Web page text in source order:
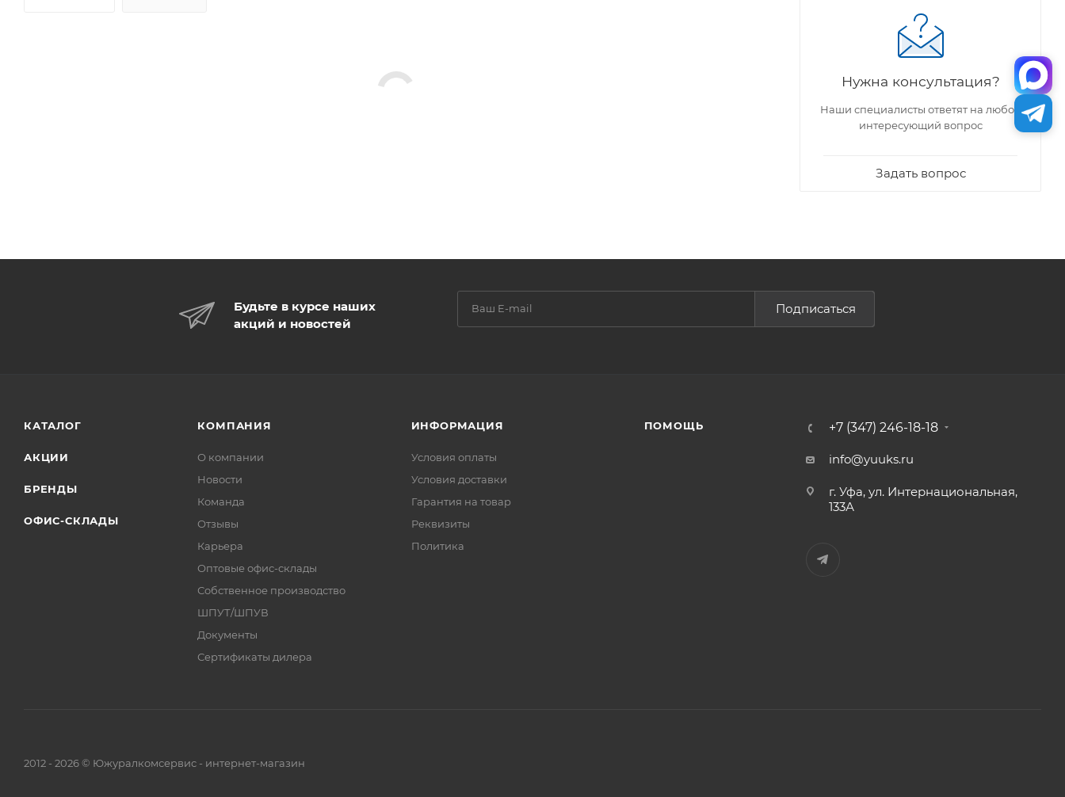
Нужна консультация?
Наши специалисты ответят на любой
интересующий вопрос
Задать вопрос
Будьте в курсе наших
акций и новостей
Подписаться
КАТАЛОГ
АКЦИИ
БРЕНДЫ
ОФИС-СКЛАДЫ
КОМПАНИЯ
О компании
Новости
Команда
Отзывы
Карьера
Оптовые офис-склады
Собственное производство
ШПУТ/ШПУВ
Документы
Сертификаты дилера
ИНФОРМАЦИЯ
Условия оплаты
Условия доставки
Гарантия на товар
Реквизиты
Политика
ПОМОЩЬ +7 (347) 246-18-18
info@yuuks.ru
г. Уфа, ул. Интернациональная,
133А
2012 - 2026 © Южуралкомсервис - интернет-магазин